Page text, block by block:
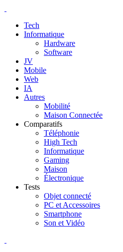
Tech
Informatique
Hardware
Software
JV
Mobile
Web
IA
Autres
Mobilité
Maison Connectée
Comparatifs
Téléphonie
High Tech
Informatique
Gaming
Maison
Électronique
Tests
Objet connecté
PC et Accessoires
Smartphone
Son et Vidéo